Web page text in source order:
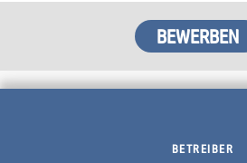
BETREIBER